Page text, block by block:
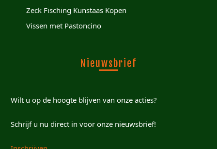
Zeck Fisching Kunstaas Kopen
Vissen met Pastoncino
Nieuwsbrief
Wilt u op de hoogte blijven van onze acties?
Schrijf u nu direct in voor onze nieuwsbrief!